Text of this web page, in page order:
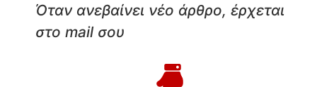
Όταν ανεβαίνει νέο άρθρο, έρχεται
στο mail σου